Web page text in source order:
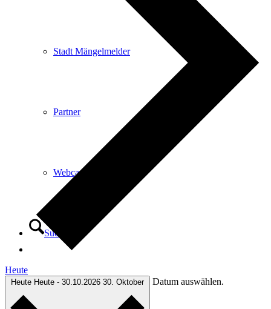
Stadt Mängelmelder
Partner
Webcam
Suche
Heute
Heute Heute - 30.10.2026 30. Oktober Datum auswählen.